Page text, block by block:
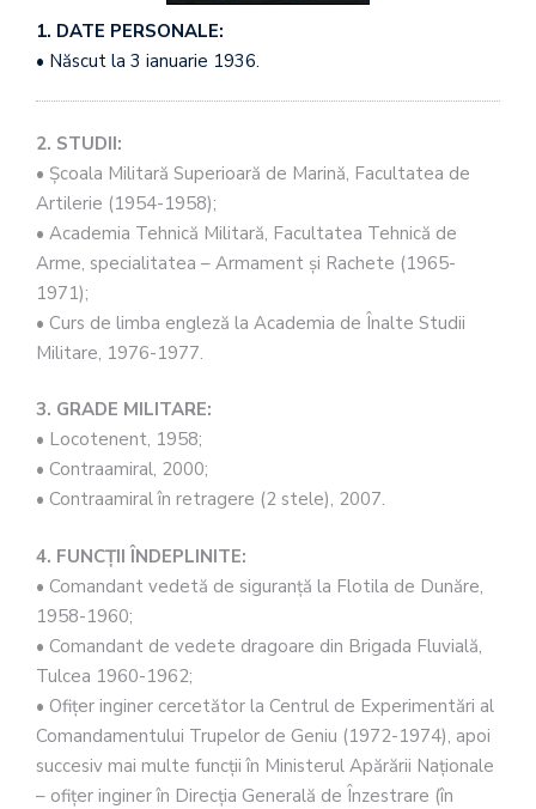
1. DATE PERSONALE:
• Născut la 3 ianuarie 1936.
2. STUDII:
• Şcoala Militară Superioară de Marină, Facultatea de
Artilerie (1954-1958);
• Academia Tehnică Militară, Facultatea Tehnică de
Arme, specialitatea – Armament şi Rachete (1965-
1971);
• Curs de limba engleză la Academia de Înalte Studii
Militare, 1976-1977.
3. GRADE MILITARE:
• Locotenent, 1958;
• Contraamiral, 2000;
• Contraamiral în retragere (2 stele), 2007.
4. FUNCŢII ÎNDEPLINITE:
• Comandant vedetă de siguranţă la Flotila de Dunăre,
1958-1960;
• Comandant de vedete dragoare din Brigada Fluvială,
Tulcea 1960-1962;
• Ofiţer inginer cercetător la Centrul de Experimentări al
Comandamentului Trupelor de Geniu (1972-1974), apoi
succesiv mai multe funcţii în Ministerul Apărării Naţionale
– ofiţer inginer în Direcţia Generală de Înzestrare (în